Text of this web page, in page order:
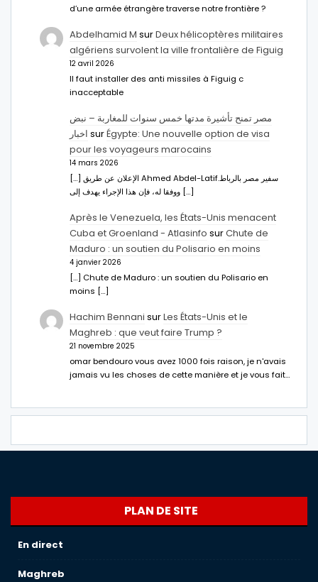
d’une armée étrangère traverse notre frontière ?
Abdelhamid M surDeux hélicoptères militaires
algériens survolent la ville frontalière de Figuig
12 avril 2026
Il faut installer des anti missiles à Figuig c
inacceptable
مصر تمنح تأشيرة مدتها خمس سنوات للمغاربة – نبض
اخبار surÉgypte: Une nouvelle option de visa
pour les voyageurs marocains
14 mars 2026
[…] الإعلان عن طريق Ahmed Abdel-Latifسفير مصر بالرباط.
ووفقا له، فإن هذا الإجراء يهدف إلى […]
Après le Venezuela, les États-Unis menacent
Cuba et Groenland - Atlasinfo surChute de
Maduro : un soutien du Polisario en moins
4 janvier 2026
[…] Chute de Maduro : un soutien du Polisario en
moins […]
Hachim Bennani surLes États-Unis et le
Maghreb : que veut faire Trump ?
21 novembre 2025
omar bendouro vous avez 1000 fois raison, je n'avais
jamais vu les choses de cette manière et je vous fait…
PLAN DE SITE
En direct
Maghreb